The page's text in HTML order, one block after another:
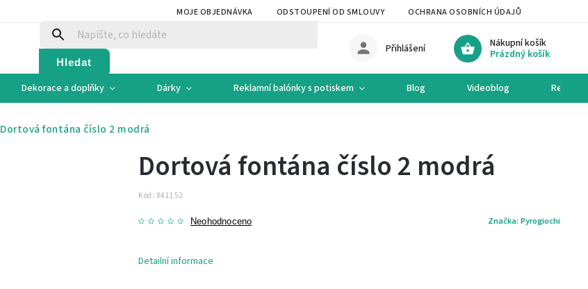
MOJE OBJEDNÁVKA ODSTOUPENÍ OD SMLOUVY OCHRANA OSOBNÍCH ÚDAJŮ
Hledat
Nákupní košík
Prázdný košík
Přihlášení
Dekorace a doplňky Dárky Reklamní balónky s potiskem Blog Videoblog Recepty
Dortová fontána číslo 2 modrá
Dortová fontána číslo 2 modrá
Kód: X41152
Neohodnoceno Značka: Pyrogiochi
Detailní informace